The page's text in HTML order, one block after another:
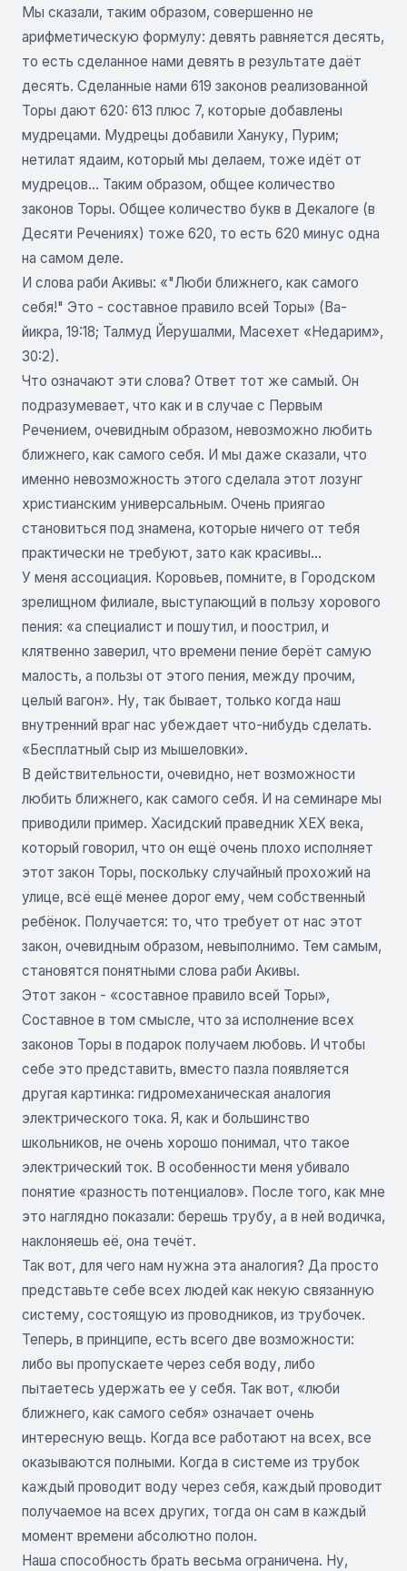
Мы сказали, таким образом, совершенно не
арифметическую формулу: девять равняется десять,
то есть сделанное нами девять в результате даёт
десять. Сделанные нами 619 законов реализованной
Торы дают 620: 613 плюс 7, которые добавлены
мудрецами. Мудрецы добавили Хануку, Пурим;
нетилат ядаим, который мы делаем, тоже идёт от
мудрецов... Таким образом, общее количество
законов Торы. Общее количество букв в Декалоге (в
Десяти Речениях) тоже 620, то есть 620 минус одна
на самом деле.
И слова раби Акивы: «"Люби ближнего, как самого
себя!" Это - составное правило всей Торы» (Ва-
йикра, 19:18; Талмуд Йерушалми, Масехет «Недарим»,
30:2).
Что означают эти слова? Ответ тот же самый. Он
подразумевает, что как и в случае с Первым
Речением, очевидным образом, невозможно любить
ближнего, как самого себя. И мы даже сказали, что
именно невозможность этого сделала этот лозунг
христианским универсальным. Очень приягао
становиться под знамена, которые ничего от тебя
практически не требуют, зато как красивы...
У меня ассоциация. Коровьев, помните, в Городском
зрелищном филиале, выступающий в пользу хорового
пения: «а специалист и пошутил, и поострил, и
клятвенно заверил, что времени пение берёт самую
малость, а пользы от этого пения, между прочим,
целый вагон». Ну, так бывает, только когда наш
внутренний враг нас убеждает что-нибудь сделать.
«Бесплатный сыр из мышеловки».
В действительности, очевидно, нет возможности
любить ближнего, как самого себя. И на семинаре мы
приводили пример. Хасидский праведник ХЕХ века,
который говорил, что он ещё очень плохо исполняет
этот закон Торы, поскольку случайный прохожий на
улице, всё ещё менее дорог ему, чем собственный
ребёнок. Получается: то, что требует от нас этот
закон, очевидным образом, невыполнимо. Тем самым,
становятся понятными слова раби Акивы.
Этот закон - «составное правило всей Торы»,
Составное в том смысле, что за исполнение всех
законов Торы в подарок получаем любовь. И чтобы
себе это представить, вместо пазла появляется
другая картинка: гидромеханическая аналогия
электрического тока. Я, как и большинство
школьников, не очень хорошо понимал, что такое
электрический ток. В особенности меня убивало
понятие «разность потенциалов». После того, как мне
это наглядно показали: берешь трубу, а в ней водичка,
наклоняешь её, она течёт.
Так вот, для чего нам нужна эта аналогия? Да просто
представьте себе всех людей как некую связанную
систему, состоящую из проводников, из трубочек.
Теперь, в принципе, есть всего две возможности:
либо вы пропускаете через себя воду, либо
пытаетесь удержать ее у себя. Так вот, «люби
ближнего, как самого себя» означает очень
интересную вещь. Когда все работают на всех, все
оказываются полными. Когда в системе из трубок
каждый проводит воду через себя, каждый проводит
получаемое на всех других, тогда он сам в каждый
момент времени абсолютно полон.
Наша способность брать весьма ограничена. Ну,